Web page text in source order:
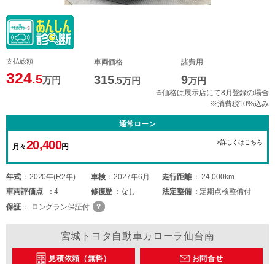
支払総額
324.5万円
車両価格
315.5万円
諸費用
9万円
※価格は展示店にて8月登録の場合
※消費税10%込み
通常ローン
月々20,400円
>詳しくはこちら
年式 2020年(R2年) 車検 2027年6月 走行距離
24,000km
車両評価点 4 修復歴 なし 法定整備
定期点検整備付
保証
ロングラン保証付
宮城トヨタ自動車カローラ仙台南
見積依頼（無料） お問合せ